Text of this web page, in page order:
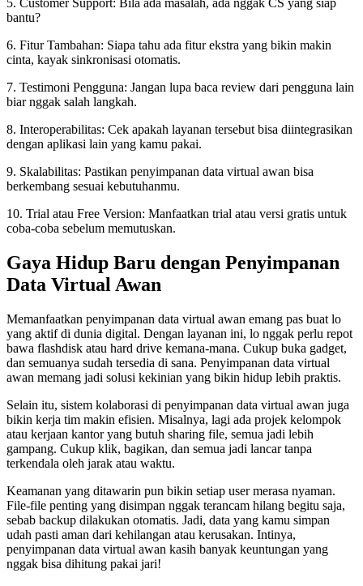
bantu?
6. Fitur Tambahan: Siapa tahu ada fitur ekstra yang bikin makin
cinta, kayak sinkronisasi otomatis.
7. Testimoni Pengguna: Jangan lupa baca review dari pengguna lain
biar nggak salah langkah.
8. Interoperabilitas: Cek apakah layanan tersebut bisa diintegrasikan
dengan aplikasi lain yang kamu pakai.
9. Skalabilitas: Pastikan penyimpanan data virtual awan bisa
berkembang sesuai kebutuhanmu.
10. Trial atau Free Version: Manfaatkan trial atau versi gratis untuk
coba-coba sebelum memutuskan.
Gaya Hidup Baru dengan Penyimpanan
Data Virtual Awan
Memanfaatkan penyimpanan data virtual awan emang pas buat lo
yang aktif di dunia digital. Dengan layanan ini, lo nggak perlu repot
bawa flashdisk atau hard drive kemana-mana. Cukup buka gadget,
dan semuanya sudah tersedia di sana. Penyimpanan data virtual
awan memang jadi solusi kekinian yang bikin hidup lebih praktis.
Selain itu, sistem kolaborasi di penyimpanan data virtual awan juga
bikin kerja tim makin efisien. Misalnya, lagi ada projek kelompok
atau kerjaan kantor yang butuh sharing file, semua jadi lebih
gampang. Cukup klik, bagikan, dan semua jadi lancar tanpa
terkendala oleh jarak atau waktu.
Keamanan yang ditawarin pun bikin setiap user merasa nyaman.
File-file penting yang disimpan nggak terancam hilang begitu saja,
sebab backup dilakukan otomatis. Jadi, data yang kamu simpan
udah pasti aman dari kehilangan atau kerusakan. Intinya,
penyimpanan data virtual awan kasih banyak keuntungan yang
nggak bisa dihitung pakai jari!